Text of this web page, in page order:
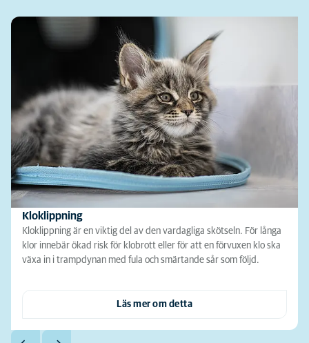
Kloklippning
Kloklippning är en viktig del av den vardagliga skötseln. För långa
klor innebär ökad risk för klobrott eller för att en förvuxen klo ska
växa in i trampdynan med fula och smärtande sår som följd.
Läs mer om detta